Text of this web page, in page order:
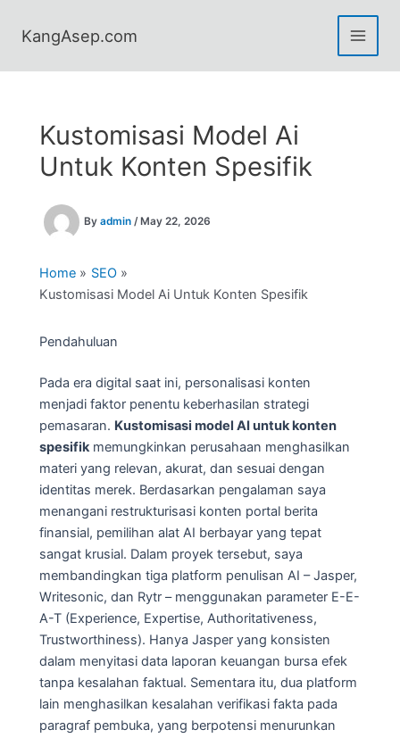
KangAsep.com
Kustomisasi Model Ai
Untuk Konten Spesifik
By admin / May 22, 2026
Home
SEO
Kustomisasi Model Ai Untuk Konten Spesifik
Pendahuluan
Pada era digital saat ini, personalisasi konten
menjadi faktor penentu keberhasilan strategi
pemasaran. Kustomisasi model AI untuk konten
spesifikmemungkinkan perusahaan menghasilkan
materi yang relevan, akurat, dan sesuai dengan
identitas merek. Berdasarkan pengalaman saya
menangani restrukturisasi konten portal berita
finansial, pemilihan alat AI berbayar yang tepat
sangat krusial. Dalam proyek tersebut, saya
membandingkan tiga platform penulisan AI – Jasper,
Writesonic, dan Rytr – menggunakan parameter E-E-
A-T (Experience, Expertise, Authoritativeness,
Trustworthiness). Hanya Jasper yang konsisten
dalam menyitasi data laporan keuangan bursa efek
tanpa kesalahan faktual. Sementara itu, dua platform
lain menghasilkan kesalahan verifikasi fakta pada
paragraf pembuka, yang berpotensi menurunkan